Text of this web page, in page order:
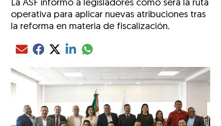
La ASF informó a legisladores cómo será la ruta
operativa para aplicar nuevas atribuciones tras
la reforma en materia de fiscalización.
Compartir el artículo actual mediante Email
Compartir el artículo actual mediante Facebook
Compartir el artículo actual mediante Twitter
Compartir el artículo actual mediante LinkedIn
Compartir el artículo actual mediante